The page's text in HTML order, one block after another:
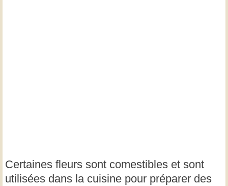
Certaines fleurs sont comestibles et sont
utilisées dans la cuisine pour préparer des